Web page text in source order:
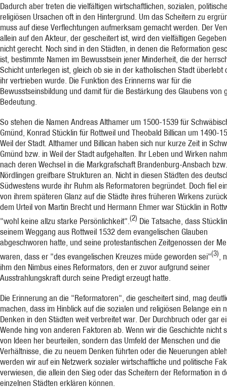
Dadurch aber treten die vielfältigen wirtschaftlichen, sozialen,
religiösen Ursachen oft in den Hintergrund. Um das Scheitern zu
muss auf diese Verflechtungen aufmerksam gemacht werden. Der
allein auf den Akteur, der gescheitert ist, wird den vielfältigen
nicht gerecht. Noch sind in den Städten, in denen die Reformation
ist, bestimmte Namen im Bewusstsein jener Minderheit, die der
Schicht unterlegen ist, gleich ob sie in der katholischen Stadt überlebt
ihr vertrieben wurde. Die Funktion des Erinnerns war für die
Bewusstseinsbildung und damit für die Bestärkung des Glaubens von
Bedeutung.
So stehen die Namen Andreas Althamer um 1500-1539 für
Gmünd, Konrad Stücklin für Rottweil und Theobald Billican um 1490-
Weil der Stadt. Althamer und Billican haben sich nur kurze Zeit in
Gmünd bzw. in Weil der Stadt aufgehalten. Ihr Leben und Wirken
nach deren Wechsel in die Markgrafschaft Brandenburg-Ansbach
Nördlingen greifbare Strukturen an. Nicht in diesen Städten des
Südwestens wurde ihr Ruhm als Reformatoren begründet. Doch fiel
von ihrem späteren Glanz auf die Städte ihres früheren Wirkens
dem Urteil von Martin Brecht und Hermann Ehmer war Stücklin in
"wohl keine allzu starke Persönlichkeit". (2) Die Tatsache, dass
seinem Weggang aus Rottweil 1532 dem evangelischen Glauben
abgeschworen hatte, und seine protestantischen Zeitgenossen der
waren, dass er "des evangelischen Kreuzes müde geworden sei"(3) ,
ihm den Nimbus eines Reformators, den er zuvor aufgrund seiner
Ausstrahlungskraft durch seine Predigt erzeugt hatte.
Die Erinnerung an die "Reformatoren", die gescheitert sind, mag
machen, dass im Hinblick auf die sozialen und religiösen Belange ein
Denken in den Städten weit verbreitet war. Der Durchbruch oder gar
Wende hing von anderen Faktoren ab. Wenn wir die Geschichte nicht
von Ideen her beurteilen, sondern das Umfeld der Menschen und die
Verhältnisse, die zu neuem Denken führten oder die Neuerungen
werden wir auf ein Netzwerk sozialer wirtschaftliche und politische
verwiesen, die allein den Sieg oder das Scheitern der Reformation in
einzelnen Städten erklären können.